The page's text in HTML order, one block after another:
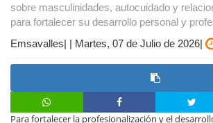
sobre masculinidades, autocuidado y
para fortalecer su desarrollo personal y
Emsavalles| | Martes, 07 de Julio de 2026|
Para fortalecer la profesionalización y el